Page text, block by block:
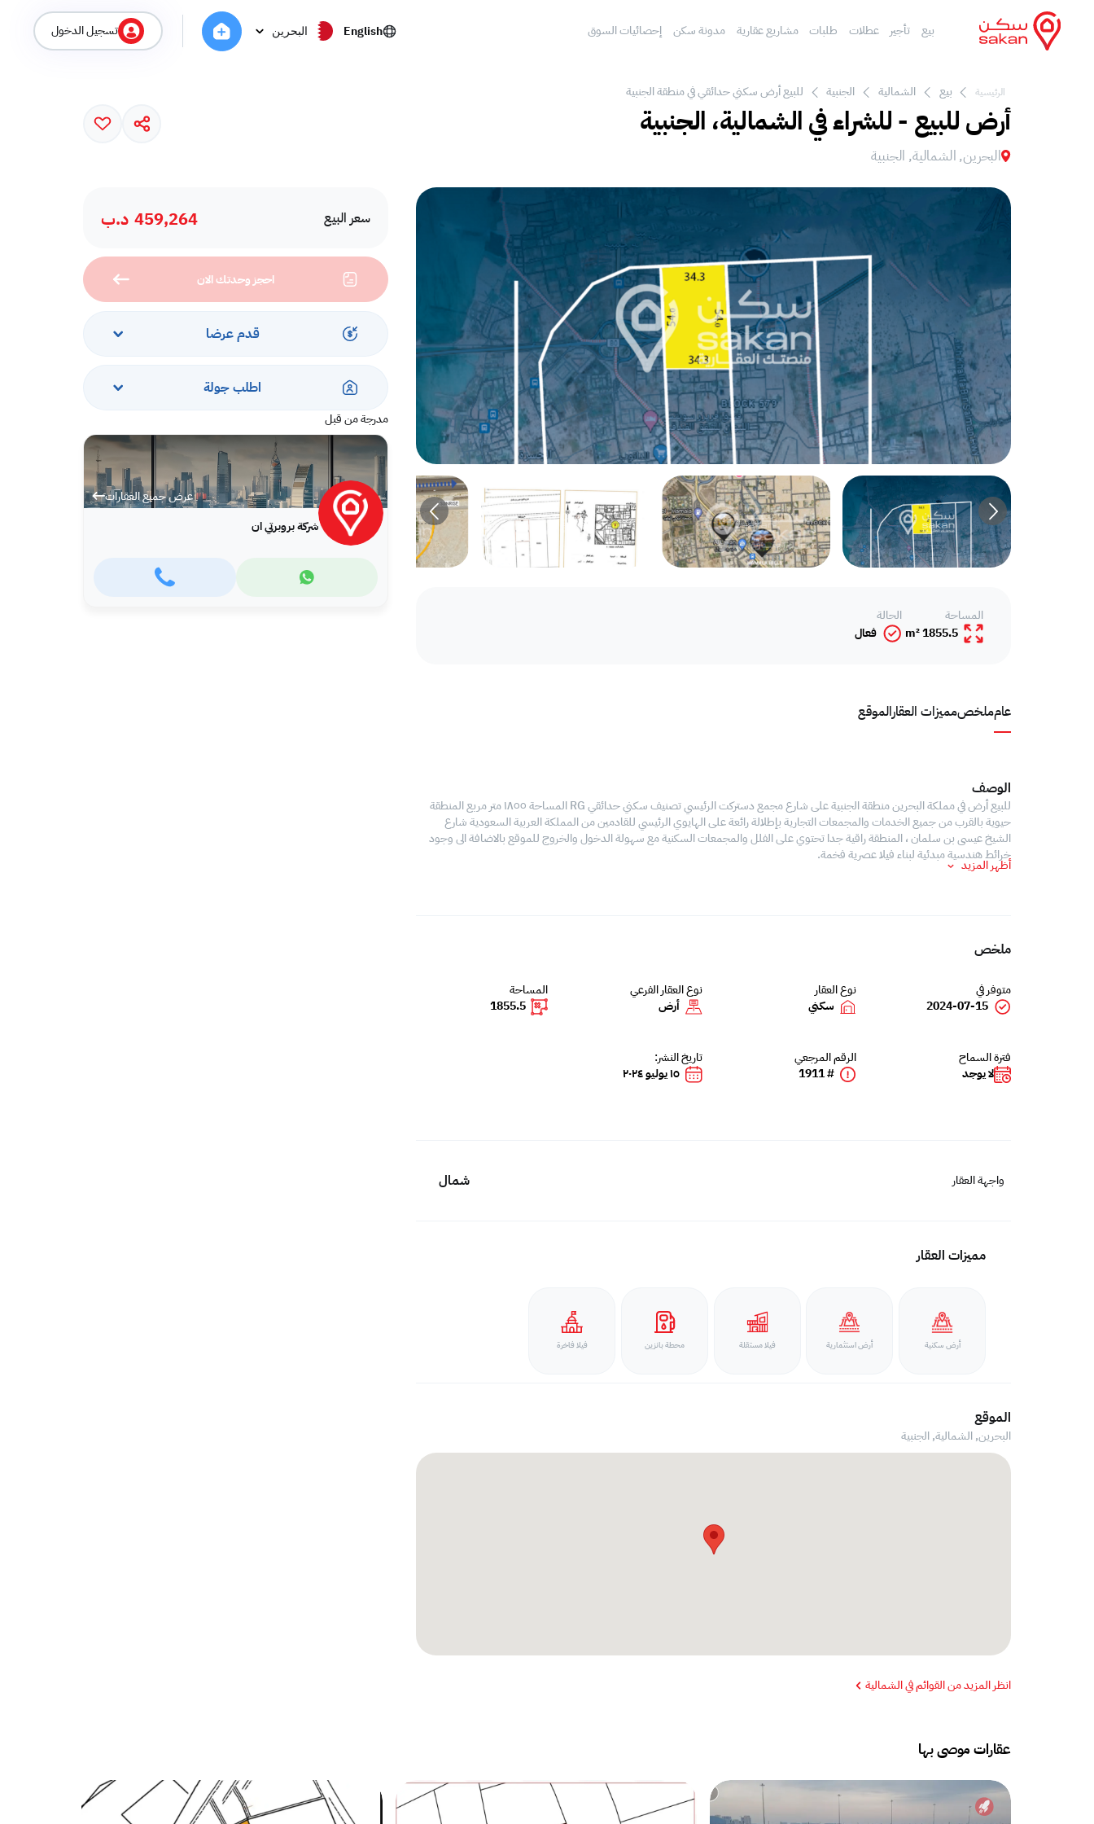
بيع تأجير عطلات طلبات مشاريع عقارية مدونة سكن إحصائيات السوق English البحرين تسجيل الدخول
الرئيسية بيع الشمالية الجنبية للبيع أرض سكني حدائقي في منطقة الجنبية
أرض للبيع - للشراء في الشمالية، الجنبية
البحرين, الشمالية, الجنبية
سعر البيع 459,264 د.ب
احجز وحدتك الان
قدم عرضا
اطلب جولة
مدرجة من قبل
عرض جميع العقارات
شركة بروبرتي ان
عامملخصمميزات العقارالموقع
المساحة
1855.5 m²
الحالة
فعال
الوصف
للبيع أرض في مملكة البحرين منطقة الجنبية على شارع مجمع دستركت الرئيسي تصنيف سكني حدائقي RG المساحة ١٨٥٥ متر مربع المنطقة
حيوية بالقرب من جميع الخدمات والمجمعات التجارية بإطلالة رائعة على الهايوي الرئيسي للقادمين من المملكة العربية السعودية شارع
الشيخ عيسى بن سلمان ، المنطقة راقية جدا تحتوي على الفلل والمجمعات السكنية مع سهولة الدخول والخروج للموقع بالاضافة الى وجود
خرائط هندسية مبدئية لبناء فيلا عصرية فخمة.
أظهر المزيد
ملخص
متوفر في
2024-07-15
نوع العقار
سكني
نوع العقار الفرعي
أرض
المساحة
1855.5
فترة السماح
لا يوجد
الرقم المرجعي
# 1911
تاريخ النشر:
١٥ يوليو ٢٠٢٤
واجهة العقار شمال
مميزات العقار
أرض سكنية أرض استثمارية فيلا مستقلة محطة بانزين فيلا فاخرة
الموقع
البحرين, الشمالية,الجنبية
انظر المزيد من القوائم في الشمالية
عقارات موصى بها